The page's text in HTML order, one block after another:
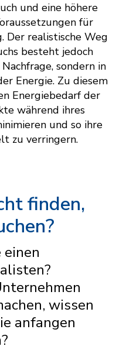
und eine höhere
für
Der realistische Weg
besteht jedoch
sondern in
Energie. Zu diesem
Energiebedarf der
während ihres
und so ihre
zu verringern.
finden,
einen
wissen
anfangen